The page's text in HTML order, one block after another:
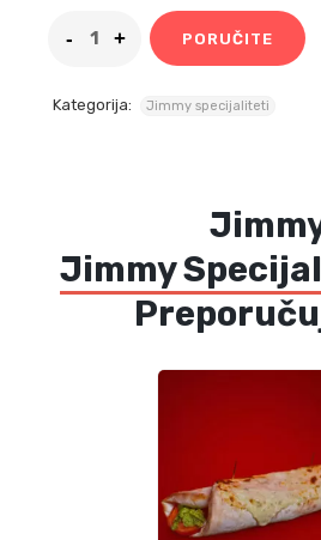
PORUČITE
Kategorija: Jimmy specijaliteti
Jimmy